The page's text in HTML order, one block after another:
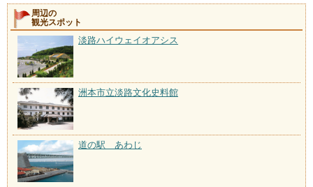
周辺の
観光スポット
淡路ハイウェイオアシス
洲本市立淡路文化史料館
道の駅 あわじ